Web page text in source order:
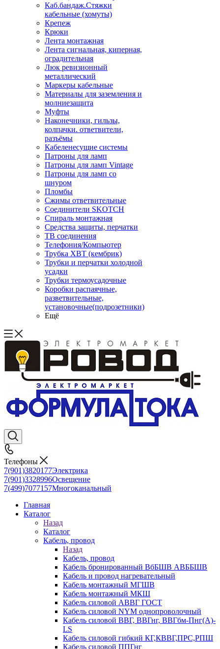
Каб.бандаж.Стяжки
кабельные (хомуты)
Крепеж
Крюки
Лента монтажная
Лента сигнальная, киперная,
оградительная
Люк ревизионный
металлический
Маркеры кабельные
Материалы для заземления и
молниезащита
Муфты
Наконечники, гильзы,
колпачки. ответвители,
разъёмы
Кабеленесущие системы
Патроны для ламп
Патроны для ламп Vintage
Патроны для ламп со
шнуром
Пломбы
Сжимы ответвительные
Соединители SKOTCH
Спираль монтажная
Средства защиты, перчатки
ТВ соединения
Телефония/Компьютер
Трубка ХВТ (кембрик)
Трубки и перчатки холодной
усадки
Трубки термоусадочные
Коробки распаячные,
разветвительные,
установочные(подрозетники)
Ещё
Телефоны
7(901)3820177Электрика
7(901)3328996Освещение
7(499)7077157Многоканальный
Главная
Каталог
Назад
Каталог
Кабель, провод
Назад
Кабель, провод
Кабель бронированный ВбБШВ АВББШВ
Кабель и провод нагревательный
Кабель монтажный МГШВ
Кабель монтажный МКШ
Кабель силовой АВВГ ГОСТ
Кабель силовой NYM однопроволочный
Кабель силовой ВВГ, ВВГнг, ВВГбм-Пнг(А)-
LS
Кабель силовой гибкий КГ,КВВГ,ПРС,РПШ
Кабель силовой ППГнг